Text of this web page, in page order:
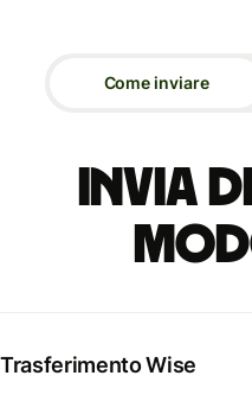
Come inviare
Invia
Trasferimento Wise